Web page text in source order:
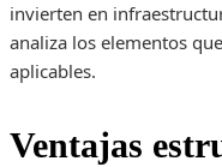
invierten en
analiza los elementos
aplicables.
Ventajas